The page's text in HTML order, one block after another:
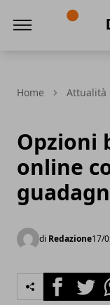
Home Attualità
Opzioni
online
di Redazione17/
FacebookTwitter